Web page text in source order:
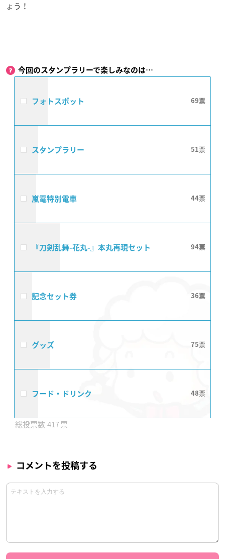
ょう！
今回のスタンプラリーで楽しみなのは…
フォトスポット 69
スタンプラリー 51
嵐電特別電車 44
『刀剣乱舞-花丸-』本丸再現セット 94
記念セット券 36
グッズ 75
フード・ドリンク 48
417
コメントを投稿する